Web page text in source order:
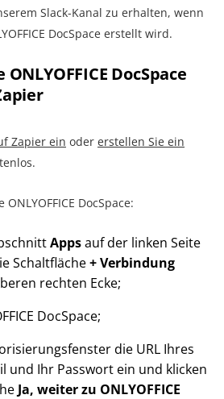
Slack-Kanal zu erhalten, wenn
DocSpace erstellt wird.
DocSpace
Zapier ein oder erstellen Sie ein
DocSpace:
Appsauf der linken Seite
Schaltfläche+ Verbindung
rechten Ecke;
DocSpace;
die URL Ihres
und Ihr Passwort ein und klicken
Ja, weiter zu ONLYOFFICE